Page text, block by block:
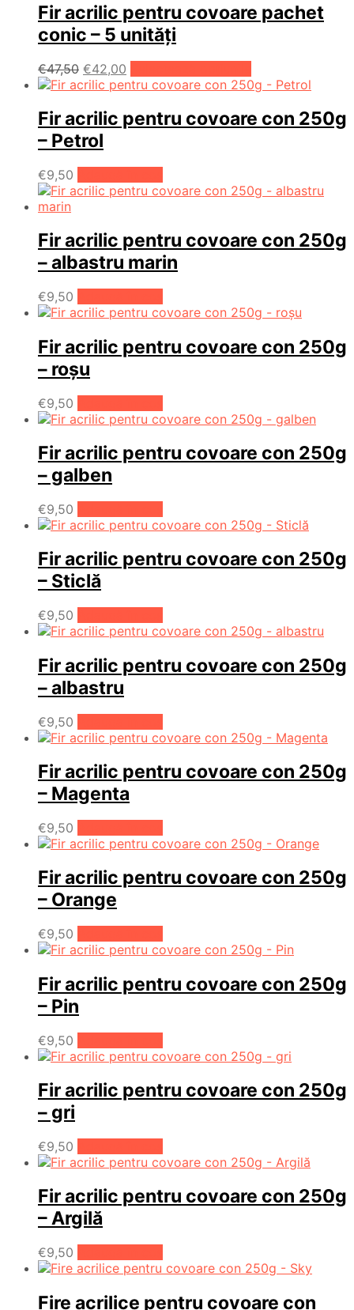
Fir acrilic pentru covoare pachet
conic – 5 unități
€47,50 Prețul
inițial
fost:
€47,50.
€42,00
curent
€42,00.
produs
mai
multe
fi
pagina
Fir acrilic pentru covoare con 250g
– Petrol
€9,50
Fir acrilic pentru covoare con 250g
– albastru marin
€9,50
Fir acrilic pentru covoare con 250g
– roșu
€9,50
Fir acrilic pentru covoare con 250g
– galben
€9,50
Fir acrilic pentru covoare con 250g
– Sticlă
€9,50
Fir acrilic pentru covoare con 250g
– albastru
€9,50
Fir acrilic pentru covoare con 250g
– Magenta
€9,50
Fir acrilic pentru covoare con 250g
– Orange
€9,50
Fir acrilic pentru covoare con 250g
– Pin
€9,50
Fir acrilic pentru covoare con 250g
– gri
€9,50
Fir acrilic pentru covoare con 250g
– Argilă
€9,50
Fire acrilice pentru covoare con